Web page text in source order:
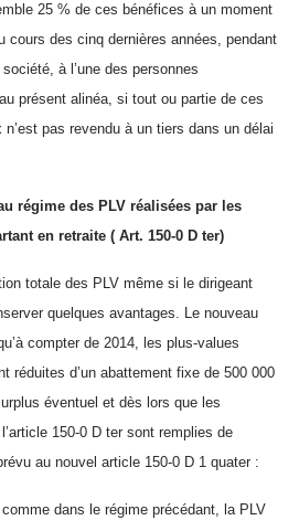
25 % de ces bénéfices à un moment
cours des cinq dernières années, pendant
société, à l’une des personnes
présent alinéa, si tout ou partie de ces
pas revendu à un tiers dans un délai
régime des PLV réalisées par les
en retraite ( Art. 150-0 D ter)
totale des PLV même si le dirigeant
quelques avantages. Le nouveau
compter de 2014, les plus-values
réduites d’un abattement fixe de 500 000
éventuel et dès lors que les
150-0 D ter sont remplies de
au nouvel article 150-0 D 1 quater :
dans le régime précédant, la PLV